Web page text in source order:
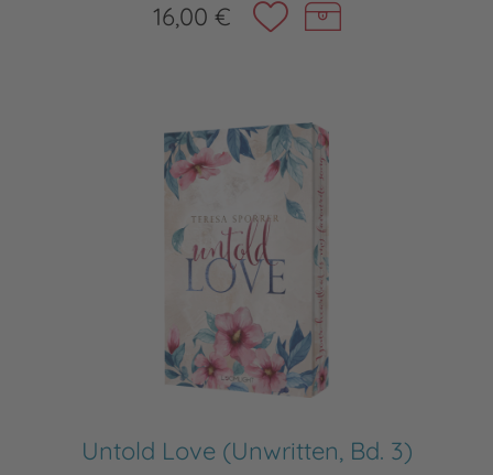
16,00 €
Untold Love (Unwritten, Bd. 3)